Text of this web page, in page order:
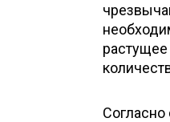
Согласно